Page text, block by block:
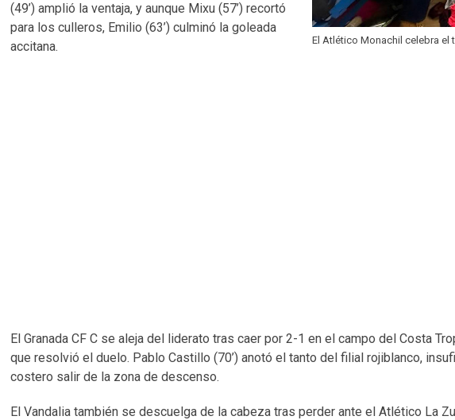
El Atlético Monachil celebra el
(49’) amplió la ventaja, y aunque Mixu (57’) recortó
para los culleros, Emilio (63’) culminó la goleada
accitana.
El Granada CF C se aleja del liderato tras caer por 2-1 en el campo del Costa
que resolvió el duelo. Pablo Castillo (70’) anotó el tanto del filial rojiblanco,
costero salir de la zona de descenso.
El Vandalia también se descuelga de la cabeza tras perder ante el Atlético La